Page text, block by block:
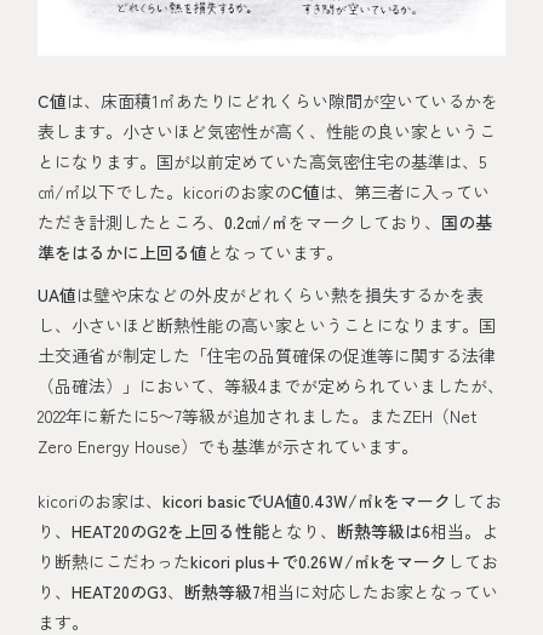
C値は、床面積1㎡あたりにどれくらい隙間が空いているかを
表します。小さいほど気密性が高く、性能の良い家というこ
とになります。国が以前定めていた高気密住宅の基準は、5
㎠/㎡以下でした。kicoriのお家のC値は、第三者に入ってい
ただき計測したところ、0.2㎠/㎡をマークしており、 国の基
準をはるかに上回る値 となっています。
UA値は壁や床などの外皮がどれくらい熱を損失するかを表
し、小さいほど断熱性能の高い家ということになります。国
土交通省が制定した「住宅の品質確保の促進等に関する法律
（品確法）」において、等級4までが定められていましたが、
2022年に新たに5〜7等級が追加されました。またZEH（Net
Zero Energy House）でも基準が示されています。
kicoriのお家は、kicori basicでUA値0.43W/㎡kをマーク してお
り、HEAT20のG2を上回る性能となり、 断熱等級は6相当。よ
り断熱にこだわったkicori plus+で0.26Ｗ/㎡kをマーク してお
り、HEAT20のG3、 断熱等級7相当に対応したお家となってい
ます。